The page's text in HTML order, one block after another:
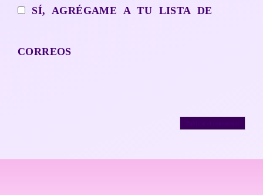
SÍ, AGRÉGAME A TU LISTA DE
CORREOS